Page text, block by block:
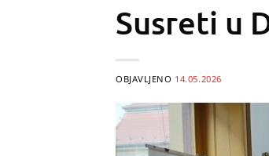
Susreti u
OBJAVLJENO 14.05.2026